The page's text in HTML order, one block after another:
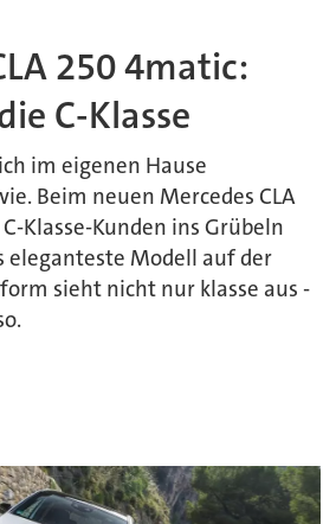
250 4matic:
C-Klasse
im eigenen Hause
Beim neuen Mercedes CLA
Klasse-Kunden ins Grübeln
eleganteste Modell auf der
sieht nicht nur klasse aus -